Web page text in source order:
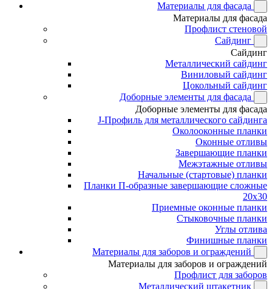
Материалы для фасада
Материалы для фасада
Профлист стеновой
Сайдинг
Сайдинг
Металлический сайдинг
Виниловый сайдинг
Цокольный сайдинг
Доборные элементы для фасада
Доборные элементы для фасада
J-Профиль для металлического сайдинга
Околооконные планки
Оконные отливы
Завершающие планки
Межэтажные отливы
Начальные (стартовые) планки
Планки П-образные завершающие сложные
20x30
Приемные оконные планки
Стыковочные планки
Углы отлива
Финишные планки
Материалы для заборов и ограждений
Материалы для заборов и ограждений
Профлист для заборов
Металлический штакетник